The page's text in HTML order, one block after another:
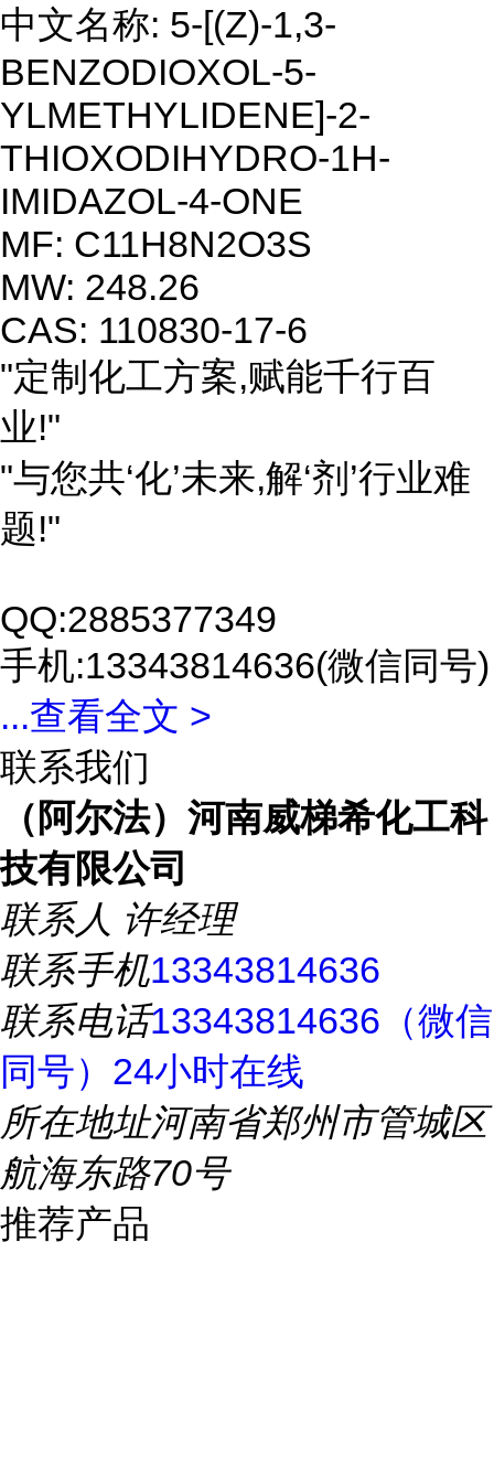
中文名称: 5-[(Z)-1,3-
BENZODIOXOL-5-
YLMETHYLIDENE]-2-
THIOXODIHYDRO-1H-
IMIDAZOL-4-ONE
MF: C11H8N2O3S
MW: 248.26
CAS: 110830-17-6
"定制化工方案,赋能千行百
业!"
"与您共‘化’未来,解‘剂’行业难
题!"
QQ:2885377349
手机:13343814636(微信同号)
...查看全文 >
联系我们
（阿尔法）河南威梯希化工科
技有限公司
联系人 许经理
联系手机13343814636
联系电话13343814636（微信
同号）24小时在线
所在地址河南省郑州市管城区
航海东路70号
推荐产品